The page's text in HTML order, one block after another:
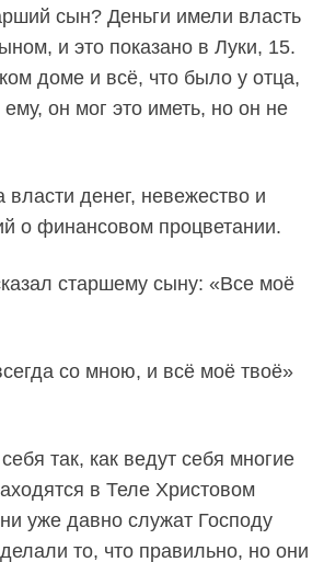
сын? Деньги имели власть
и это показано в Луки, 15.
доме и всё, что было у отца,
он мог это иметь, но он не
денег, невежество и
о финансовом процветании.
старшему сыну: «Все моё
со мною, и всё моё твоё»
так, как ведут себя многие
в Теле Христовом
уже давно служат Господу
то, что правильно, но они